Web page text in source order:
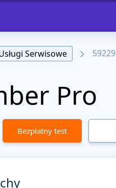
Serwisowe 59229
Pro
Bezpłatny test